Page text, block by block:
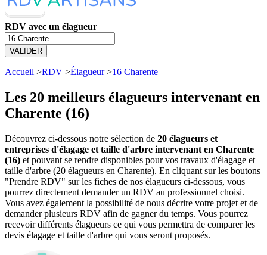
RDV avec un élagueur
VALIDER
Accueil >RDV >Élagueur>16 Charente
Les 20 meilleurs élagueurs intervenant en
Charente (16)
Découvrez ci-dessous notre sélection de 20 élagueurs et
entreprises d'élagage et taille d'arbre intervenant en Charente
(16) et pouvant se rendre disponibles pour vos travaux d'élagage et
taille d'arbre (20 élagueurs en Charente). En cliquant sur les boutons
"Prendre RDV" sur les fiches de nos élagueurs ci-dessous, vous
pourrez directement demander un RDV au professionnel choisi.
Vous avez également la possibilité de nous décrire votre projet et de
demander plusieurs RDV afin de gagner du temps. Vous pourrez
recevoir différents élagueurs ce qui vous permettra de comparer les
devis élagage et taille d'arbre qui vous seront proposés.